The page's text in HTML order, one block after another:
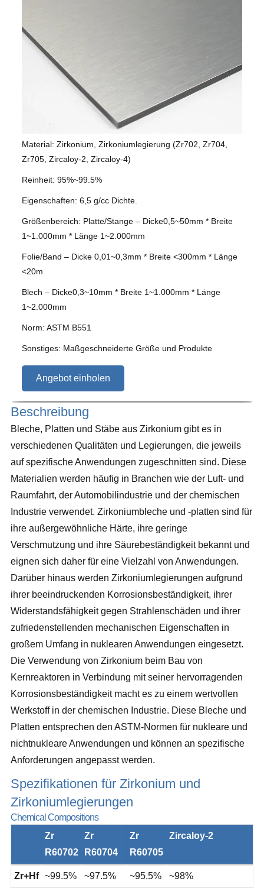
Material: Zirkonium, Zirkoniumlegierung (Zr702, Zr704,
Zr705, Zircaloy-2, Zircaloy-4)
Reinheit: 95%~99.5%
Eigenschaften: 6,5 g/cc Dichte.
Größenbereich: Platte/Stange – Dicke0,5~50mm * Breite
1~1.000mm * Länge 1~2.000mm
Folie/Band – Dicke 0,01~0,3mm * Breite <300mm * Länge
<20m
Blech – Dicke0,3~10mm * Breite 1~1.000mm * Länge
1~2.000mm
Norm: ASTM B551
Sonstiges: Maßgeschneiderte Größe und Produkte
Angebot einholen
Beschreibung
Bleche, Platten und Stäbe aus Zirkonium gibt es in
verschiedenen Qualitäten und Legierungen, die jeweils
auf spezifische Anwendungen zugeschnitten sind. Diese
Materialien werden häufig in Branchen wie der Luft- und
Raumfahrt, der Automobilindustrie und der chemischen
Industrie verwendet. Zirkoniumbleche und -platten sind für
ihre außergewöhnliche Härte, ihre geringe
Verschmutzung und ihre Säurebeständigkeit bekannt und
eignen sich daher für eine Vielzahl von Anwendungen.
Darüber hinaus werden Zirkoniumlegierungen aufgrund
ihrer beeindruckenden Korrosionsbeständigkeit, ihrer
Widerstandsfähigkeit gegen Strahlenschäden und ihrer
zufriedenstellenden mechanischen Eigenschaften in
großem Umfang in nuklearen Anwendungen eingesetzt.
Die Verwendung von Zirkonium beim Bau von
Kernreaktoren in Verbindung mit seiner hervorragenden
Korrosionsbeständigkeit macht es zu einem wertvollen
Werkstoff in der chemischen Industrie. Diese Bleche und
Platten entsprechen den ASTM-Normen für nukleare und
nichtnukleare Anwendungen und können an spezifische
Anforderungen angepasst werden.
Spezifikationen für Zirkonium und
Zirkoniumlegierungen
Chemical Compositions
Zr
R60702
Zr
R60704
Zr
R60705
Zircaloy-2
Zr+Hf ~99.5% ~97.5% ~95.5% ~98%